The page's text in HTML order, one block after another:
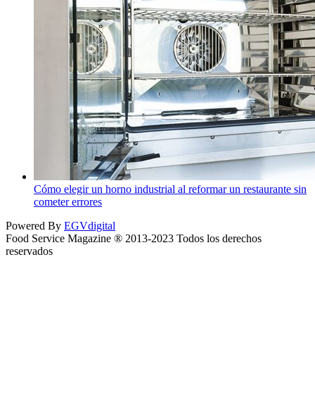
Cómo elegir un horno industrial al reformar un restaurante sin
cometer errores
Powered By EGVdigital
Food Service Magazine ® 2013-2023 Todos los derechos
reservados